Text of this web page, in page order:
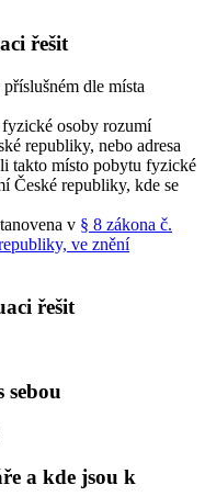
řešit
dle místa
osoby rozumí
republiky, nebo adresa
takto místo pobytu fyzické
České republiky, kde se
v § 8 zákona č.
ve znění
řešit
sebou
a kde jsou k